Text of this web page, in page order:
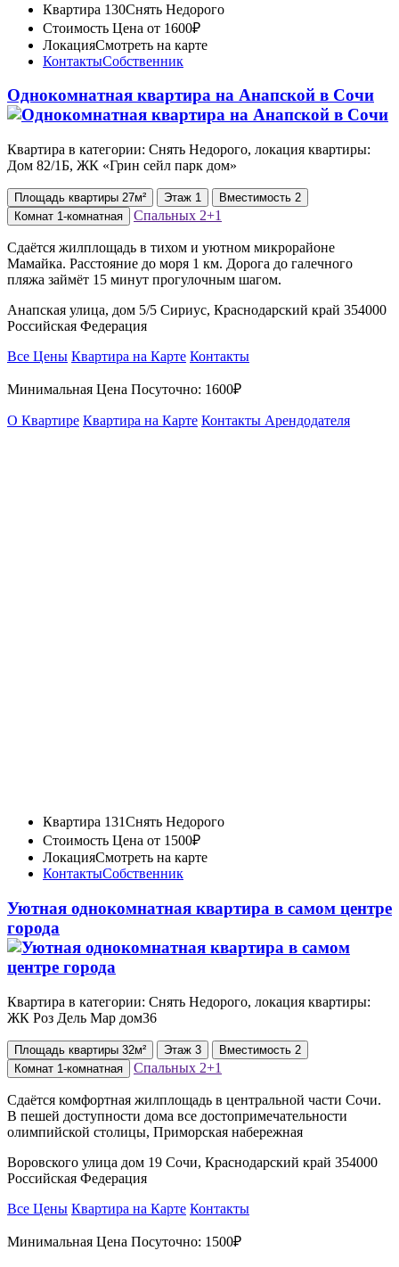
Квартира 130Снять Недорого
Стоимость Цена от 1600₽
ЛокацияСмотреть на карте
КонтактыСобственник
Однокомнатная квартира на Анапской в Сочи
Квартира в категории: Снять Недорого, локация квартиры:
Дом 82/1Б, ЖК «Грин сейл парк дом»
Площадь квартиры 27м² Этаж 1 Вместимость 2
Комнат 1-комнатная Спальных 2+1
Сдаётся жилплощадь в тихом и уютном микрорайоне
Мамайка. Расстояние до моря 1 км. Дорога до галечного
пляжа займёт 15 минут прогулочным шагом.
Анапская улица, дом 5/5 Сириус, Краснодарский край 354000
Российская Федерация
Все Цены Квартира на Карте Контакты
Минимальная Цена Посуточно: 1600₽
О Квартире Квартира на Карте Контакты Арендодателя
Квартира 131Снять Недорого
Стоимость Цена от 1500₽
ЛокацияСмотреть на карте
КонтактыСобственник
Уютная однокомнатная квартира в самом центре
города
Квартира в категории: Снять Недорого, локация квартиры:
ЖК ⁠Роз Дель Мар дом36
Площадь квартиры 32м² Этаж 3 Вместимость 2
Комнат 1-комнатная Спальных 2+1
Сдаётся комфортная жилплощадь в центральной части Сочи.
В пешей доступности дома все достопримечательности
олимпийской столицы, Приморская набережная
Воровского улица дом 19 Сочи, Краснодарский край 354000
Российская Федерация
Все Цены Квартира на Карте Контакты
Минимальная Цена Посуточно: 1500₽